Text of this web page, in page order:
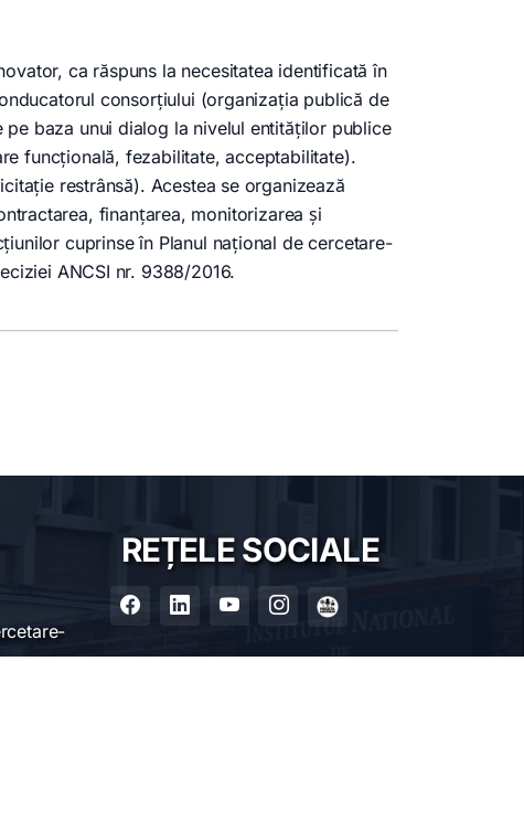
ca răspuns la necesitatea identificată în
consorţiului (organizaţia publică de
baza unui dialog la nivelul entităţilor publice
funcţională, fezabilitate, acceptabilitate).
restrânsă). Acestea se organizează
finanţarea, monitorizarea şi
cuprinse în Planul naţional de cercetare-
ANCSI nr. 9388/2016.
REȚELE SOCIALE